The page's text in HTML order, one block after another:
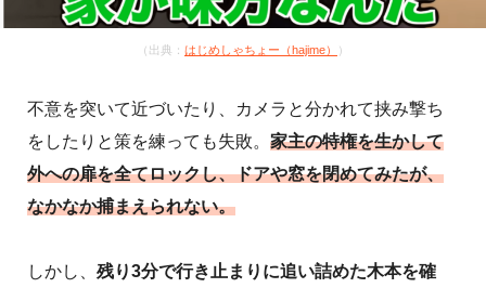
（出典： はじめしゃちょー（hajime） ）
不意を突いて近づいたり、カメラと分かれて挟み撃ち
をしたりと策を練っても失敗。 家主の特権を生かして
外への扉を全てロックし、ドアや窓を閉めてみたが、
なかなか捕まえられない。
しかし、 残り3分で行き止まりに追い詰めた木本を確